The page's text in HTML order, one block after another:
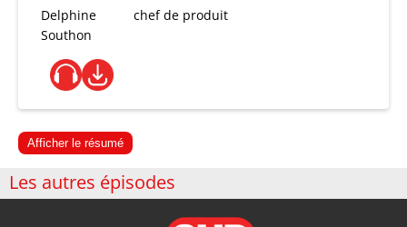
Delphine
Southon
chef de produit
Afficher le résumé
Les autres épisodes